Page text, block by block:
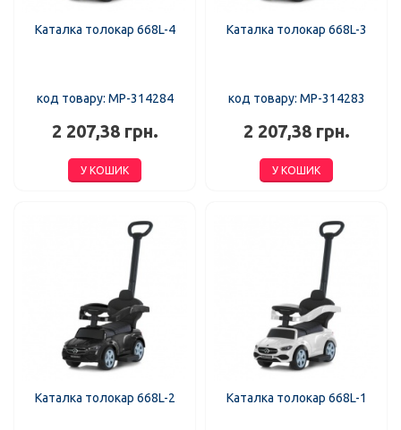
Каталка толокар 668L-4
код товару: MP-314284
2 207,38 грн.
У КОШИК
Каталка толокар 668L-3
код товару: MP-314283
2 207,38 грн.
У КОШИК
Каталка толокар 668L-2 Каталка толокар 668L-1